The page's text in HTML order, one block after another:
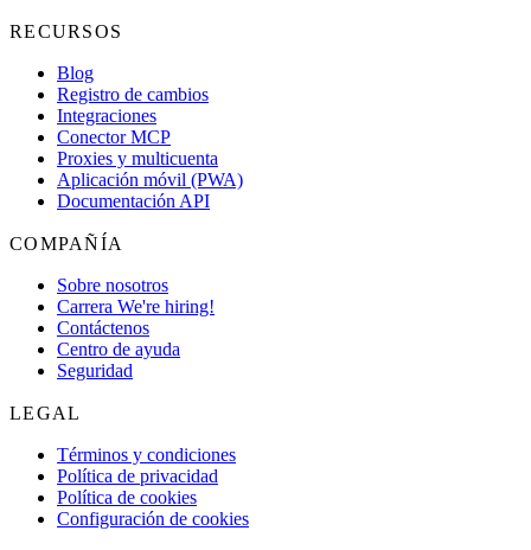
RECURSOS
Blog
Registro de cambios
Integraciones
Conector MCP
Proxies y multicuenta
Aplicación móvil (PWA)
Documentación API
COMPAÑÍA
Sobre nosotros
Carrera We're hiring!
Contáctenos
Centro de ayuda
Seguridad
LEGAL
Términos y condiciones
Política de privacidad
Política de cookies
Configuración de cookies